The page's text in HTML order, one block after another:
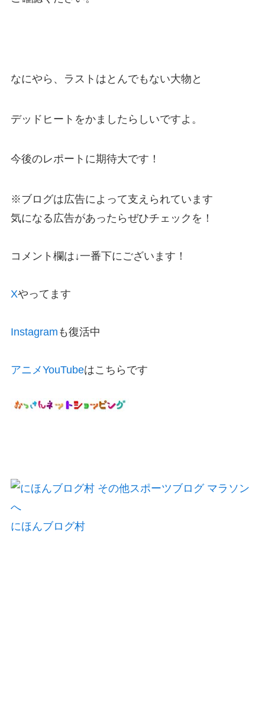
なにやら、ラストはとんでもない大物と
デッドヒートをかましたらしいですよ。
今後のレポートに期待大です！
※ブログは広告によって支えられています
気になる広告があったらぜひチェックを！
コメント欄は↓一番下にございます！
Xやってます
Instagram も復活中
アニメYouTubeはこちらです
にほんブログ村